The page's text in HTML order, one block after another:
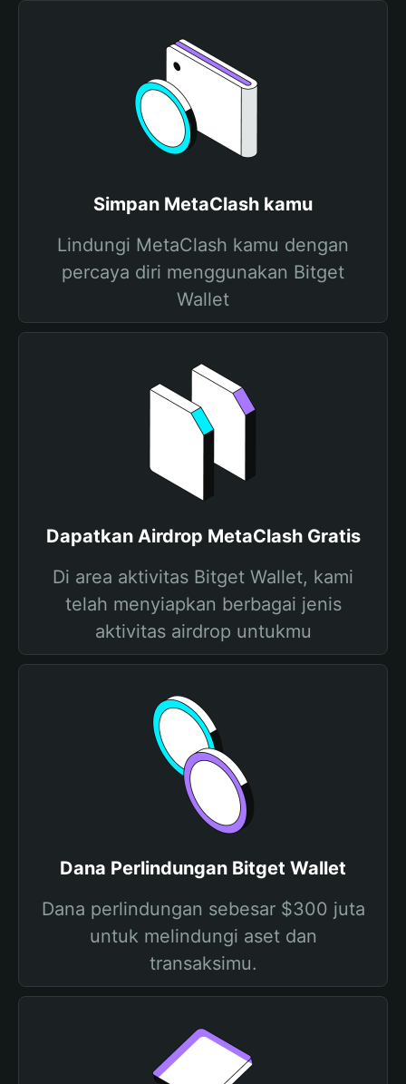
Simpan MetaClash kamu
Lindungi MetaClash kamu dengan
percaya diri menggunakan Bitget
Wallet
Dapatkan Airdrop MetaClash Gratis
Di area aktivitas Bitget Wallet, kami
telah menyiapkan berbagai jenis
aktivitas airdrop untukmu
Dana Perlindungan Bitget Wallet
Dana perlindungan sebesar $300 juta
untuk melindungi aset dan
transaksimu.